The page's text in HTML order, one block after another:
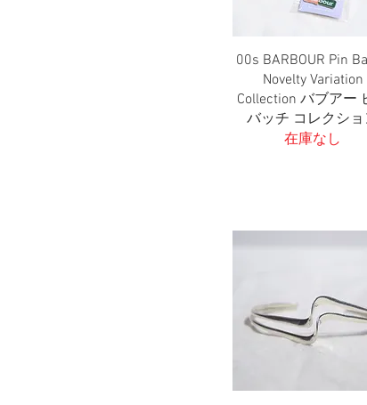
クイックビュー
00s BARBOUR Pin
Novelty Variation
Collection バブアー
バッチ コレクショ
在庫なし